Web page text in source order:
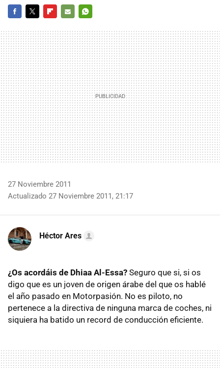
MAIL
27 Noviembre 2011
Actualizado 27 Noviembre 2011, 21:17
Héctor Ares
¿Os acordáis de Dhiaa Al-Essa? Seguro que si, si os
digo que es un joven de origen árabe del que os hablé
el año pasado en Motorpasión. No es piloto, no
pertenece a la directiva de ninguna marca de coches, ni
siquiera ha batido un record de conducción eficiente.